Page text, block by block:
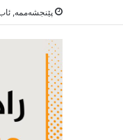
پێنجشەممە, ئاب 6